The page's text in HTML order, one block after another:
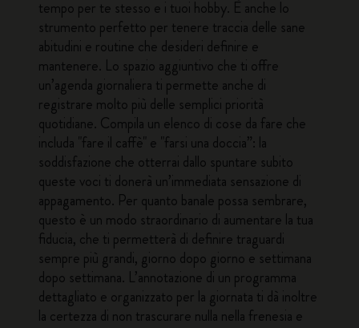
tempo per te stesso e i tuoi hobby. È anche lo
strumento perfetto per tenere traccia delle sane
abitudini e routine che desideri definire e
mantenere. Lo spazio aggiuntivo che ti offre
un’agenda giornaliera ti permette anche di
registrare molto più delle semplici priorità
quotidiane. Compila un elenco di cose da fare che
includa "fare il caffè" e "farsi una doccia”: la
soddisfazione che otterrai dallo spuntare subito
queste voci ti donerà un’immediata sensazione di
appagamento. Per quanto banale possa sembrare,
questo è un modo straordinario di aumentare la tua
fiducia, che ti permetterà di definire traguardi
sempre più grandi, giorno dopo giorno e settimana
dopo settimana. L’annotazione di un programma
dettagliato e organizzato per la giornata ti dà inoltre
la certezza di non trascurare nulla nella frenesia e